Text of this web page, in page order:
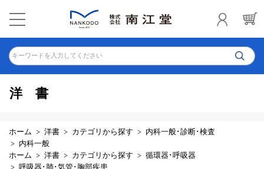
キーワードを入力してください
洋書
ホーム 洋書 カテゴリから探す
内科一般･診断･検査
内科一般
ホーム
洋書 カテゴリから探す
循環器･呼吸器
呼吸器･肺･気管･胸部疾患